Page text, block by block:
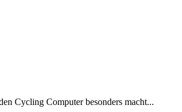
Cycling Computer besonders macht...